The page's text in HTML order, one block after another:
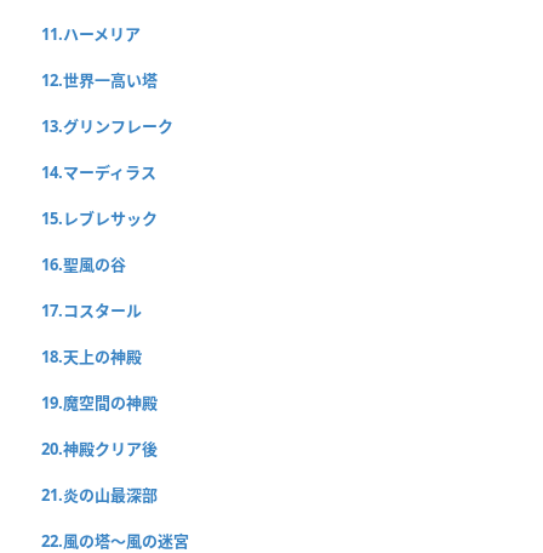
11.ハーメリア
12.世界一高い塔
13.グリンフレーク
14.マーディラス
15.レブレサック
16.聖風の谷
17.コスタール
18.天上の神殿
19.魔空間の神殿
20.神殿クリア後
21.炎の山最深部
22.風の塔〜風の迷宮